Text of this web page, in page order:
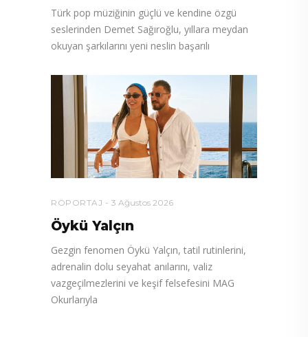
Türk pop müziğinin güçlü ve kendine özgü
seslerinden Demet Sağıroğlu, yıllara meydan
okuyan şarkılarını yeni neslin başarılı
RÖPORTAJ 3 Ağustos 2026
Öykü Yalçın
Gezgin fenomen Öykü Yalçın, tatil rutinlerini,
adrenalin dolu seyahat anılarını, valiz
vazgeçilmezlerini ve keşif felsefesini MAG
Okurlarıyla